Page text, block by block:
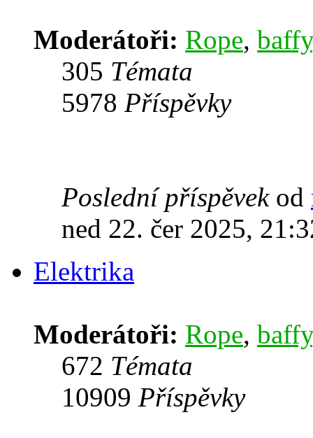
Moderátoři: Rope, baffy
305 Témata
5978 Příspěvky
Poslední příspěvekod
ned 22. čer 2025,
Elektrika
Moderátoři: Rope, baffy
672 Témata
10909 Příspěvky